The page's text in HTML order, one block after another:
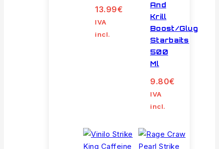
13.99€
IVA
incl.
And
Krill
Boost/Glug
Starbaits
500
Ml
9.80€
IVA
incl.